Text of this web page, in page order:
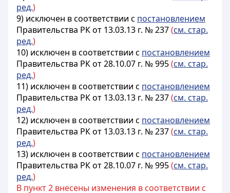
ред.)
9) исключен в соответствии с постановлением
Правительства РК от 13.03.13 г. № 237(см. стар.
ред.)
10) исключен в соответствии с постановлением
Правительства РК от 28.10.07 г. № 995(см. стар.
ред.)
11) исключен в соответствии с постановлением
Правительства РК от 13.03.13 г. № 237(см. стар.
ред.)
12) исключен в соответствии с постановлением
Правительства РК от 13.03.13 г. № 237(см. стар.
ред.)
13) исключен в соответствии с постановлением
Правительства РК от 28.10.07 г. № 995(см. стар.
ред.)
В пункт 2 внесены изменения в соответствии с